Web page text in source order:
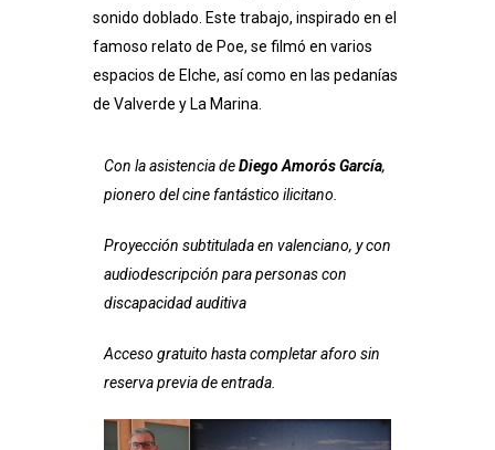
sonido doblado. Este trabajo, inspirado en el
famoso relato de Poe, se filmó en varios
espacios de Elche, así como en las pedanías
de Valverde y La Marina.
Con la asistencia deDiego Amorós García,
pionero del cine fantástico ilicitano.
Proyección subtitulada en valenciano, y con
audiodescripción para personas con
discapacidad auditiva
Acceso gratuito hasta completar aforo sin
reserva previa de entrada.